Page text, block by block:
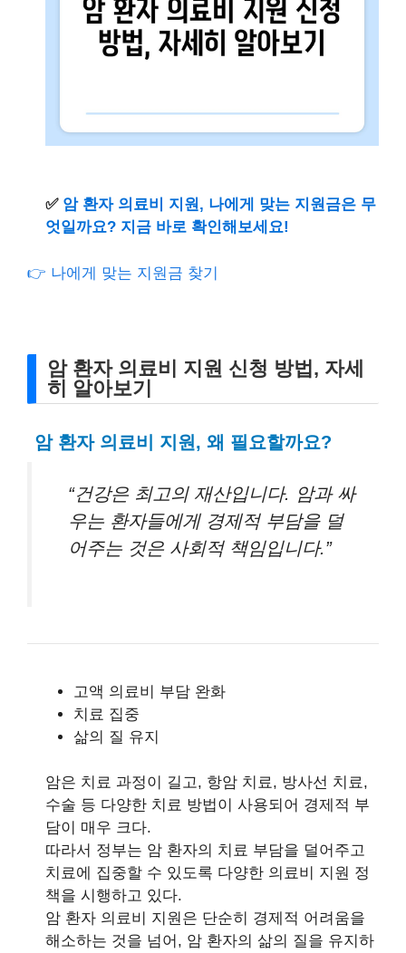
✅ 암 환자 의료비 지원, 나에게 맞는 지원금은 무
엇일까요? 지금 바로 확인해보세요!
👉 나에게 맞는 지원금 찾기
암 환자 의료비 지원 신청 방법, 자세
히 알아보기
암 환자 의료비 지원, 왜 필요할까요?
“건강은 최고의 재산입니다. 암과 싸
우는 환자들에게 경제적 부담을 덜
어주는 것은 사회적 책임입니다.”
고액 의료비 부담 완화
치료 집중
삶의 질 유지
암은 치료 과정이 길고, 항암 치료, 방사선 치료,
수술 등 다양한 치료 방법이 사용되어 경제적 부
담이 매우 크다.
따라서 정부는 암 환자의 치료 부담을 덜어주고
치료에 집중할 수 있도록 다양한 의료비 지원 정
책을 시행하고 있다.
암 환자 의료비 지원은 단순히 경제적 어려움을
해소하는 것을 넘어, 암 환자의 삶의 질을 유지하